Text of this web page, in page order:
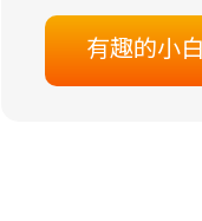
有趣的小